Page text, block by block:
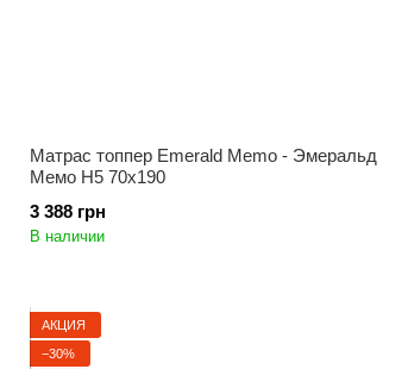
Матрас топпер Emerald Memo - Эмеральд
Мемо Н5 70x190
3 388 грн
В наличии
АКЦИЯ
−30%